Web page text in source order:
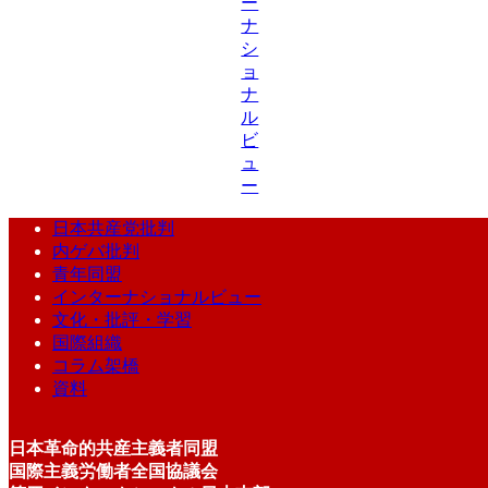
ナ
シ
ョ
ナ
ル
ビ
ュ
ー
日本共産党批判
内ゲバ批判
青年同盟
インターナショナルビュー
文化・批評・学習
国際組織
コラム架橋
資料
日本革命的共産主義者同盟
国際主義労働者全国協議会